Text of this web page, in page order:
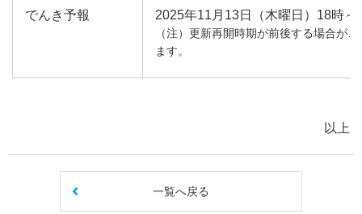
でんき予報 2025年11月13日（木曜日）18時～
（注）更新再開時期が前後する場合がご
ます。
以上
一覧へ戻る